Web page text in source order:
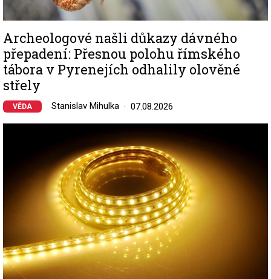
Archeologové našli důkazy dávného
přepadení: Přesnou polohu římského
tábora v Pyrenejích odhalily olověné
střely
VĚDA Stanislav Mihulka 07.08.2026